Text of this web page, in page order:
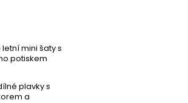
mini šaty s
potiskem
plavky s
a